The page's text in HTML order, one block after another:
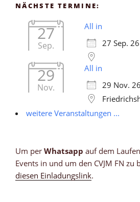
NÄCHSTE TERMINE:
27
Sep.
All in
27 Sep. 26
29
Nov.
All in
29 Nov. 26
weitere Veranstaltungen ...
Um per Whatsapp auf dem
Events in und um den CVJM FN zu
diesen Einladungslink.